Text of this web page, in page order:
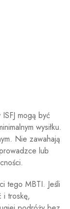
mogą być
wysiłku.
Nie zawahają
lub
tego MBTI. Jeśli
i troskę,